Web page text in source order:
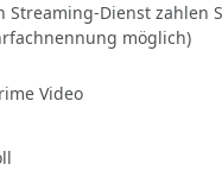
Streaming-Dienst zahlen
möglich)
Video